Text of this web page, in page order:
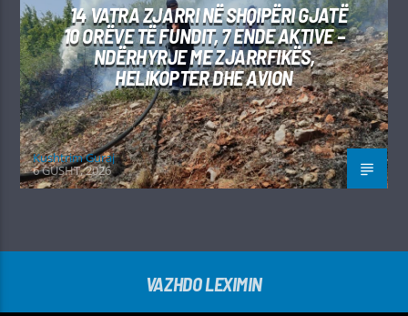
14 VATRA ZJARRI NË SHQIPËRI GJATË
10 ORËVE TË FUNDIT, 7 ENDE AKTIVE –
NDËRHYRJE ME ZJARRFIKËS,
HELIKOPTER DHE AVION
Kushtrim Guraj
6 GUSHT, 2026
VAZHDO LEXIMIN